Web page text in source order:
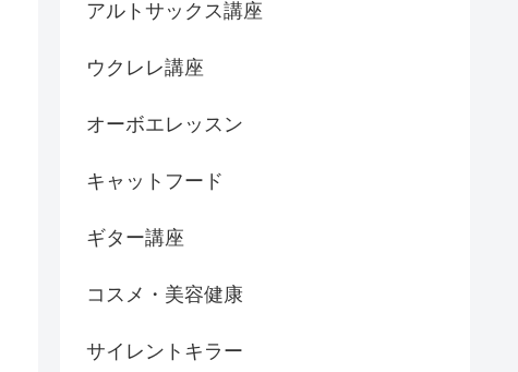
アルトサックス講座
ウクレレ講座
オーボエレッスン
キャットフード
ギター講座
コスメ・美容健康
サイレントキラー